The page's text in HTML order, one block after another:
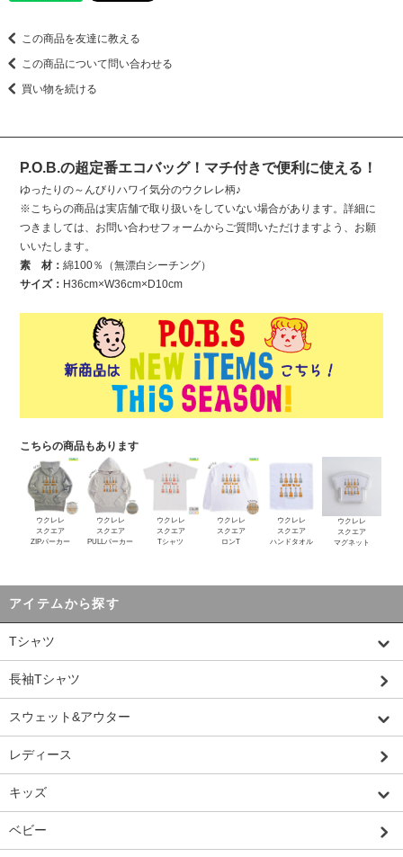
この商品を友達に教える
この商品について問い合わせる
買い物を続ける
P.O.B.の超定番エコバッグ！マチ付きで便利に使える！
ゆったりの～んびりハワイ気分のウクレレ柄♪
※こちらの商品は実店舗で取り扱いをしていない場合があります。詳細に
つきましては、お問い合わせフォームからご質問いただけますよう、お願
いいたします。
素 材：綿100％（無漂白シーチング）
サイズ： H36cm×W36cm×D10cm
こちらの商品もあります
ウクレレ
スクエア
ZIPパーカー
ウクレレ
スクエア
PULLパーカー
ウクレレ
スクエア
Tシャツ
ウクレレ
スクエア
ロンT
ウクレレ
スクエア
ハンドタオル
ウクレレ
スクエア
マグネット
アイテムから探す
Tシャツ
長袖Tシャツ
スウェット&アウター
レディース
キッズ
ベビー